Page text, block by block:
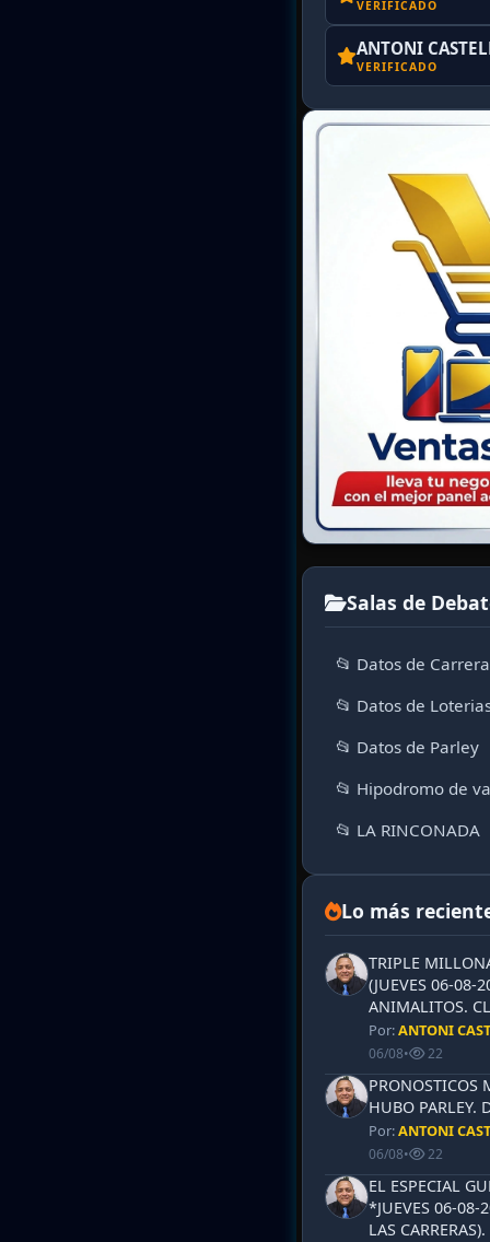
VERIFICADO
ANTONI
VERIFICADO
Salas de
📂 Datos de
📂 Datos de
📂 Datos de Parley
📂 Hipodromo de
📂 LA RINCONADA
Lo más
TRIPLE
(JUEVES 06-08-
ANIMALITOS.
Por:ANTONI
06/08• 22
PRONOSTICOS
HUBO PARLEY.
Por:ANTONI
06/08• 22
EL ESPECIAL
*JUEVES 06-08-
LAS